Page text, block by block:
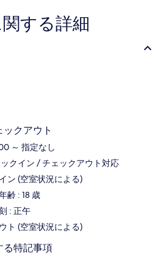
。BTS トンロー駅までは 3 分、BTS エ
する詳細
クアウト
～ 指定なし
クイン / チェックアウト対応
ン (空室状況による)
齢 : 18 歳
: 正午
ト (空室状況による)
る特記事項